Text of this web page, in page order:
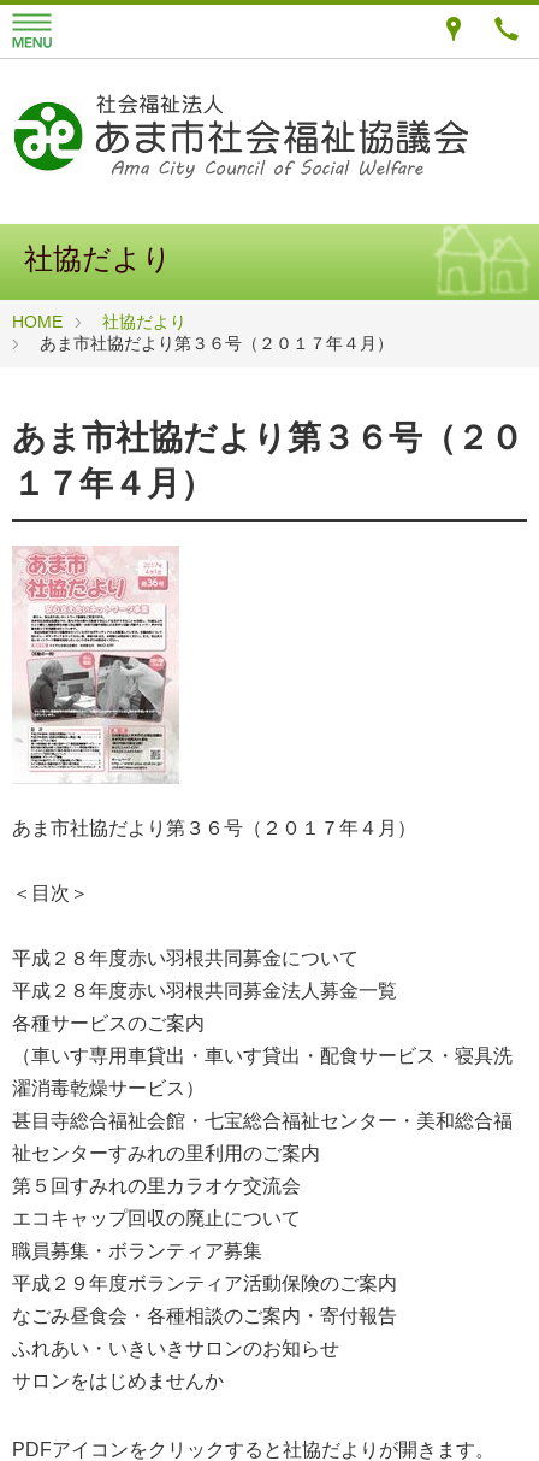
社協だより
HOME
社協だより
あま市社協だより第３６号（２０１７年４月）
あま市社協だより第３６号（２０
１７年４月）
あま市社協だより第３６号（２０１７年４月）
＜目次＞
平成２８年度赤い羽根共同募金について
平成２８年度赤い羽根共同募金法人募金一覧
各種サービスのご案内
（車いす専用車貸出・車いす貸出・配食サービス・寝具洗
濯消毒乾燥サービス）
甚目寺総合福祉会館・七宝総合福祉センター・美和総合福
祉センターすみれの里利用のご案内
第５回すみれの里カラオケ交流会
エコキャップ回収の廃止について
職員募集・ボランティア募集
平成２９年度ボランティア活動保険のご案内
なごみ昼食会・各種相談のご案内・寄付報告
ふれあい・いきいきサロンのお知らせ
サロンをはじめませんか
PDFアイコンをクリックすると社協だよりが開きます。